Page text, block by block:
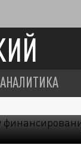
АНАЛИТИКА